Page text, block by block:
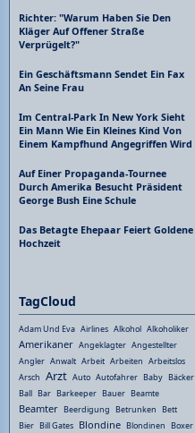
Richter: "Warum Haben Sie Den
Kläger Auf Offener Straße
Verprügelt?"
Ein Geschäftsmann Sendet Ein Fax
An Seine Frau
Im Central-Park In New York Sieht
Ein Mann Wie Ein Kleines Kind Von
Einem Kampfhund Angegriffen Wird
Auf Einer Propaganda-Tournee
Durch Amerika Besucht Präsident
George Bush Eine Schule
Das Betagte Ehepaar Feiert Goldene
Hochzeit
TagCloud
Adam Und Eva Airlines Alkohol Alkoholiker
Amerikaner Angeklagter Angestellter
Angler Anwalt Arbeit Arbeiten Arbeitslos
Arsch Arzt Auto Autofahrer Baby Bäcker
Ball Bar Barkeeper Bauer Beamte
Beamter Beerdigung Betrunken Bett
Bier Bill Gates Blondine Blondinen Boxer